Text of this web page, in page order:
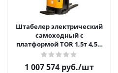
Штабелер электрический
самоходный с
платформой TOR 1,5т 4,5м
ES15T4/4500
1 007 574 руб./шт